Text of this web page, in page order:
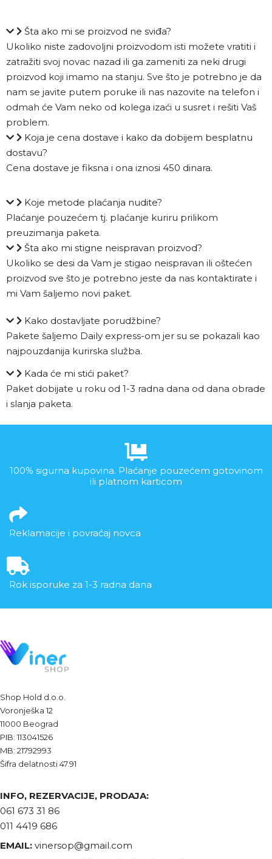
Šta ako mi se proizvod ne sviđa?
Ukoliko niste zadovoljni proizvodom isti možete vratiti i
zatražiti svoj novac nazad ili ga zameniti za neki drugi
proizvod koji imamo na stanju. Sve što je potrebno je da
nam se javite putem poruke ili nas nazovite na telefon i
odmah će Vam neko od kolega izaći u susret i rešiti Vaš
problem.
Koja je cena dostave i kako da dobijem besplatnu
dostavu?
Cena dostave je fiksna i ona iznosi 450 dinara.
Koje metode plaćanja nudite?
Plaćanje pouzećem tj. plaćanje kuriru prilikom
preuzimanja paketa.
Šta ako mi stigne neispravan proizvod?
Ukoliko se desi da Vam je stigao neispravan ili oštećen
proizvod sve što je potrebno jeste da nas kontaktirate i
mi Vam šaljemo novi paket.
Kako dostavljate porudžbine?
Pakete šaljemo Daily express-om jer su se pokazali kao
najpouzdanija kurirska služba.
Kada će mi stići paket?
Paket dobijate u roku od 1-3 radna dana od dana obrade
i slanja paketa.
100% sigurna kupovina. Plaćanje pouzećem gotovinom
ili platnom karticom
Reklamacije i povraćaj novca
Rok isporuke za 1-3 radna dana
Shop Hold d.o.o.
Voronješka 12
11000 Beograd
PIB: 113041526
MB: 21792993
Šifra delatnosti 47.91
INFO, REZERVACIJE, PRODAJA:
061 673 31 86
011 4419 686
EMAIL: vinersop@gmail.com